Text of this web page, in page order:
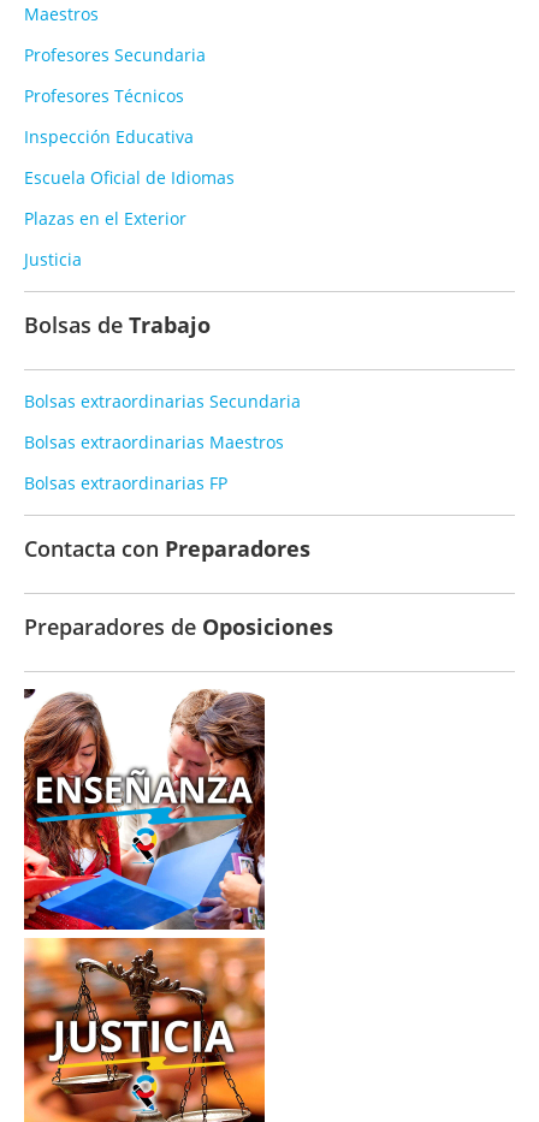
Maestros
Profesores Secundaria
Profesores Técnicos
Inspección Educativa
Escuela Oficial de Idiomas
Plazas en el Exterior
Justicia
Bolsas de Trabajo
Bolsas extraordinarias Secundaria
Bolsas extraordinarias Maestros
Bolsas extraordinarias FP
Contacta con Preparadores
Preparadores de Oposiciones